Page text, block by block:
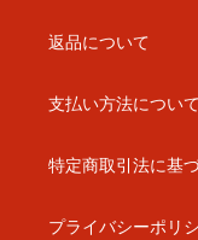
返品について
支払い方法について
特定商取引法に基
プライバシーポリ